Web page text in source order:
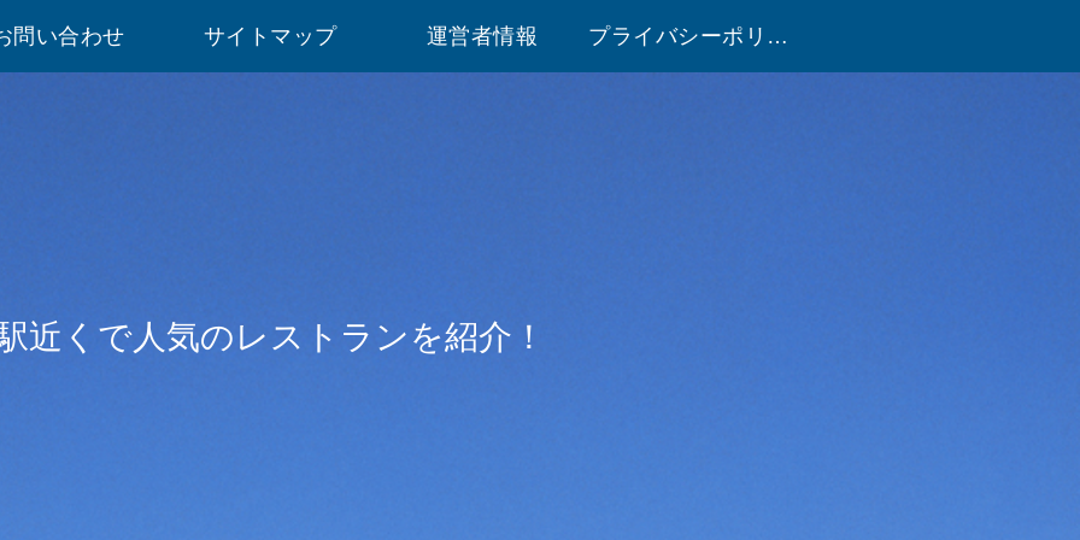
近くで人気のレストランを紹介！
問い合わせ サイトマップ 運営者情報 プライバシーポリシー